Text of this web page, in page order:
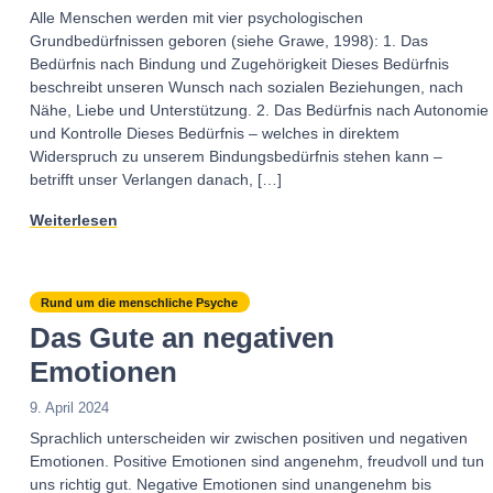
Alle Menschen werden mit vier psychologischen
Grundbedürfnissen geboren (siehe Grawe, 1998): 1. Das
Bedürfnis nach Bindung und Zugehörigkeit Dieses Bedürfnis
beschreibt unseren Wunsch nach sozialen Beziehungen, nach
Nähe, Liebe und Unterstützung. 2. Das Bedürfnis nach Autonomie
und Kontrolle Dieses Bedürfnis – welches in direktem
Widerspruch zu unserem Bindungsbedürfnis stehen kann –
betrifft unser Verlangen danach, […]
Weiterlesen
Rund um die menschliche Psyche
Das Gute an negativen
Emotionen
9. April 2024
Sprachlich unterscheiden wir zwischen positiven und negativen
Emotionen. Positive Emotionen sind angenehm, freudvoll und tun
uns richtig gut. Negative Emotionen sind unangenehm bis